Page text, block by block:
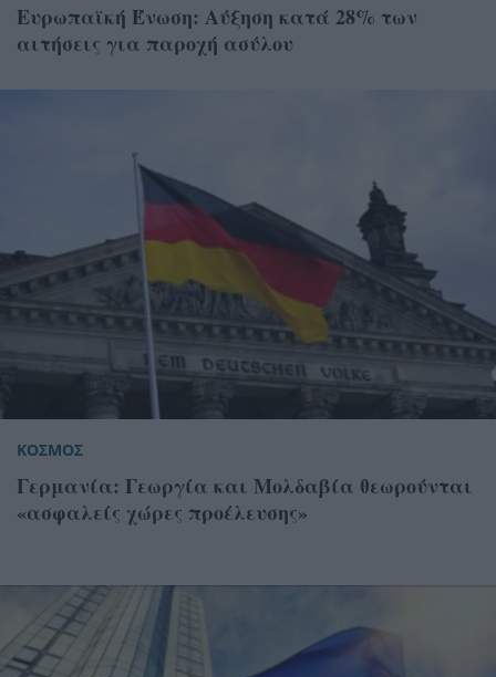
Ευρωπαϊκή Ένωση: Αύξηση κατά 28% των
αιτήσεις για παροχή ασύλου
ΚΟΣΜΟΣ
Γερμανία: Γεωργία και Μολδαβία θεωρούνται
«ασφαλείς χώρες προέλευσης»